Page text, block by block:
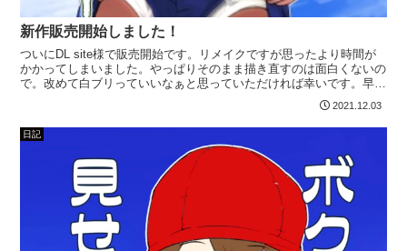
新作販売開始しました！
ついにDL site様で販売開始です。リメイクですが思ったより時間が
かかってしまいました。やっぱりそのまま描き直すのは面白くないの
で。改めて白ブリっていいなぁと思っていただければ幸いです。早く
2021.12.03
日記